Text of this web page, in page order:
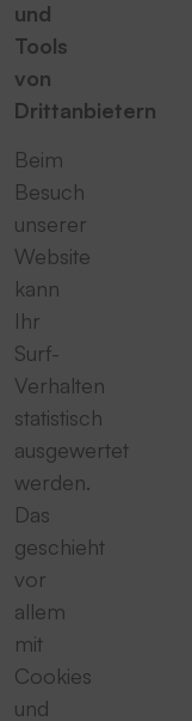
und
Tools
von
Drittanbietern
Beim
Besuch
unserer
Website
kann
Ihr
Surf-
Verhalten
statistisch
ausgewertet
werden.
Das
geschieht
vor
allem
mit
Cookies
und